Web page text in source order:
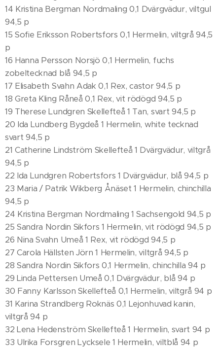
14 Kristina Bergman Nordmaling 0,1 Dvärgvädur, viltgul
94,5 p
15 Sofie Eriksson Robertsfors 0,1 Hermelin, viltgrå 94,5
p
16 Hanna Persson Norsjö 0,1 Hermelin, fuchs
zobeltecknad blå 94,5 p
17 Elisabeth Svahn Adak 0,1 Rex, castor 94,5 p
18 Greta Kling Råneå 0,1 Rex, vit rödögd 94,5 p
19 Therese Lundgren Skellefteå 1 Tan, svart 94,5 p
20 Ida Lundberg Bygdeå 1 Hermelin, white tecknad
svart 94,5 p
21 Catherine Lindström Skellefteå 1 Dvärgvädur, viltgrå
94,5 p
22 Ida Lundgren Robertsfors 1 Dvärgvädur, blå 94,5 p
23 Maria / Patrik Wikberg Ånäset 1 Hermelin, chinchilla
94,5 p
24 Kristina Bergman Nordmaling 1 Sachsengold 94,5 p
25 Sandra Nordin Sikfors 1 Hermelin, vit rödögd 94,5 p
26 Nina Svahn Umeå 1 Rex, vit rödögd 94,5 p
27 Carola Hällsten Jörn 1 Hermelin, viltgrå 94,5 p
28 Sandra Nordin Sikfors 0,1 Hermelin, chinchilla 94 p
29 Linda Pettersen Umeå 0,1 Dvärgvädur, blå 94 p
30 Fanny Karlsson Skellefteå 0,1 Hermelin, viltgrå 94 p
31 Karina Strandberg Roknäs 0,1 Lejonhuvad kanin,
viltgrå 94 p
32 Lena Hedenström Skellefteå 1 Hermelin, svart 94 p
33 Ulrika Forsgren Lycksele 1 Hermelin, viltblå 94 p